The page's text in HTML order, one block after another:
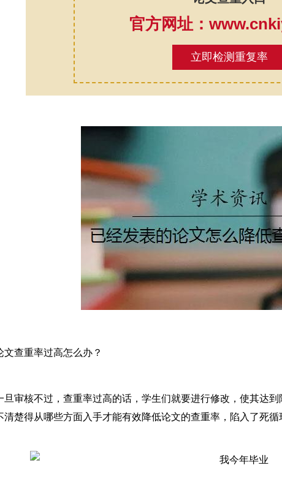
官方网址：
立即检测重复率
文查重率过高怎么办？
旦审核不过，查重率过高的话，学生们就要进行修改，使其达
清楚得从哪些方面入手才能有效降低论文的查重率，陷入了死循